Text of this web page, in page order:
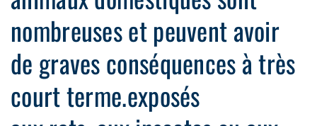
nombreuses et peuvent avoir
de graves conséquences à très
court terme.exposés